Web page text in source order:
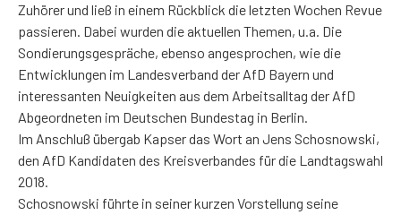
Zuhörer und ließ in einem Rückblick die letzten Wochen Revue
passieren. Dabei wurden die aktuellen Themen, u.a. Die
Sondierungsgespräche, ebenso angesprochen, wie die
Entwicklungen im Landesverband der AfD Bayern und
interessanten Neuigkeiten aus dem Arbeitsalltag der AfD
Abgeordneten im Deutschen Bundestag in Berlin.
Im Anschluß übergab Kapser das Wort an Jens Schosnowski,
den AfD Kandidaten des Kreisverbandes für die Landtagswahl
2018.
Schosnowski führte in seiner kurzen Vorstellung seine